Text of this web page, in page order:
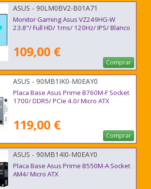
ASUS - 90LM0BV2-B01A71
Monitor Gaming Asus VZ249HG-W
23.8"/ Full HD/ 1ms/ 120Hz/ IPS/ Blanco
109,00 €
Comprar
ASUS - 90MB1IK0-M0EAY0
Placa Base Asus Prime B760M-F Socket
1700/ DDR5/ PCIe 4.0/ Micro ATX
119,00 €
Comprar
ASUS - 90MB14I0-M0EAY0
Placa Base Asus Prime B550M-A Socket
AM4/ Micro ATX